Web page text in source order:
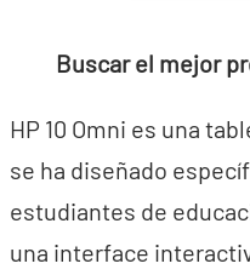
Buscar el mejor
HP 10 Omni es una
se ha diseñado
estudiantes de
una interface